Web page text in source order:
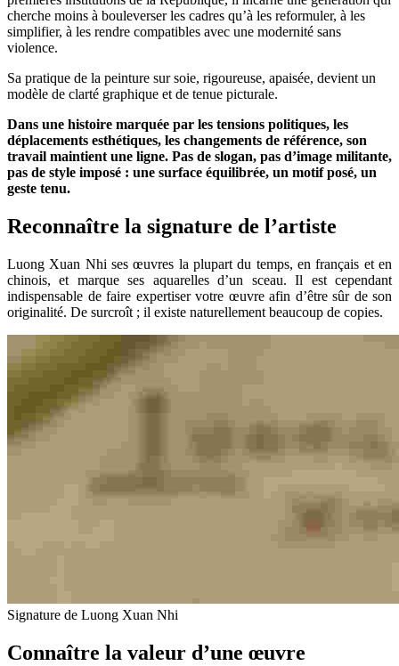
cherche moins à bouleverser les cadres qu’à les reformuler, à les
simplifier, à les rendre compatibles avec une modernité sans
violence.
Sa pratique de la peinture sur soie, rigoureuse, apaisée, devient un
modèle de clarté graphique et de tenue picturale.
Dans une histoire marquée par les tensions politiques, les
déplacements esthétiques, les changements de référence, son
travail maintient une ligne. Pas de slogan, pas d’image militante,
pas de style imposé : une surface équilibrée, un motif posé, un
geste tenu.
Reconnaître la signature de l’artiste
Luong Xuan Nhi ses œuvres la plupart du temps, en français et en
chinois, et marque ses aquarelles d’un sceau. Il est cependant
indispensable de faire expertiser votre œuvre afin d’être sûr de son
originalité. De surcroît ; il existe naturellement beaucoup de copies.
Signature de Luong Xuan Nhi
Connaître la valeur d’une œuvre